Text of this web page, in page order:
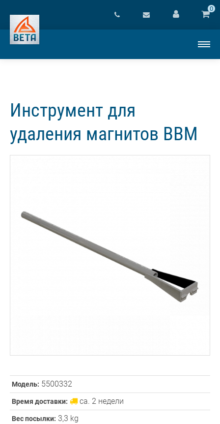
0
Инструмент для
удаления магнитов BBM
Модель: 5500332
Время доставки: ca. 2 недели
Вес посылки: 3,3 kg